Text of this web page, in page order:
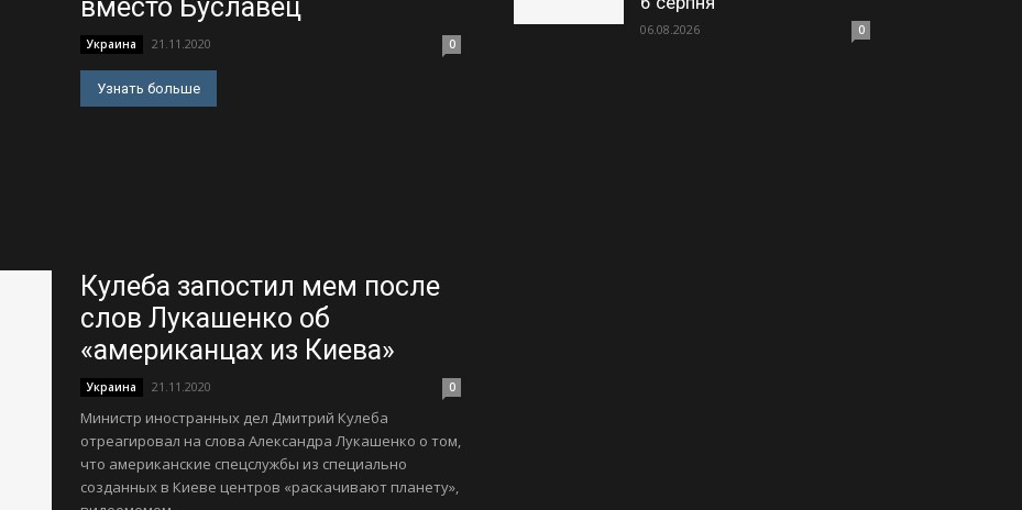
вместо Буславец
Украина 21.11.2020 0
Узнать больше
Кулеба запостил мем после
слов Лукашенко об
«американцах из Киева»
Украина 21.11.2020 0
Министр иностранных дел Дмитрий Кулеба
отреагировал на слова Александра Лукашенко о том,
что американские спецслужбы из специально
созданных в Киеве центров «раскачивают планету»,
06.08.2026 0